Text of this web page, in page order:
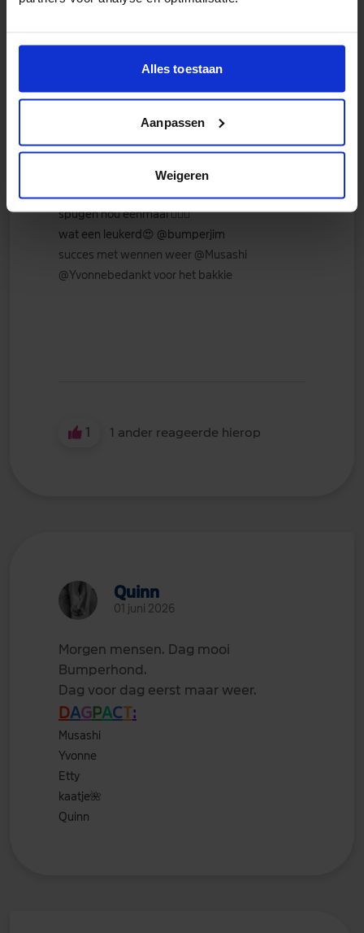
Alles toestaan
Aanpassen
Weigeren
slecht geslapen vreselijke rugpijn Denk dat ik
bezoekjes ofz ect even thuis opruimen.
onze kleine spruit pikeneens /chichacha heeft
vanmorgen gespuugd is is al 13 maak me altijd
spugen nou eenmaal🤷🏼‍♀️
wat een leukerd 😍 @bumperjim
succes met wennen weer @Musashi
@Yvonne bedankt voor het bakkie
1 1 ander reageerde hierop
Quinn
01 juni 2026
Morgen mensen. Dag mooi
Bumperhond.
Dag voor dag eerst maar weer.
DAG PACT:
Musashi
Yvonne
Etty
kaatje🌺
Quinn